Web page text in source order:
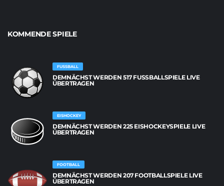
KOMMENDE SPIELE
FUSSBALL
DEMNÄCHST WERDEN 517 FUSSBALLSPIELE LIVE Ü
BERTRAGEN
EISHOCKEY
DEMNÄCHST WERDEN 225 EISHOCKEYSPIELE LIVE
ÜBERTRAGEN
FOOTBALL
DEMNÄCHST WERDEN 207 FOOTBALLSPIELE LIVE
ÜBERTRAGEN